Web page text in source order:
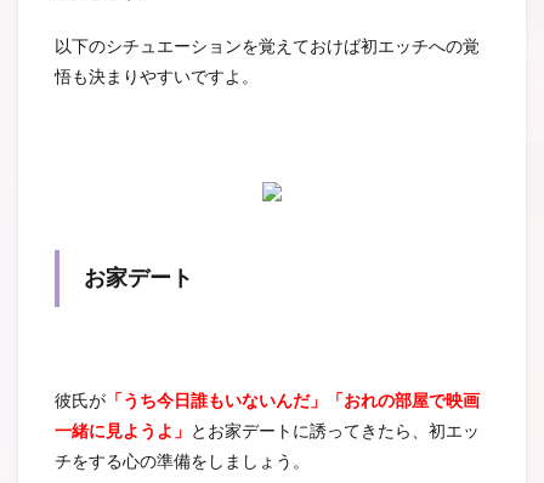
以下のシチュエーションを覚えておけば初エッチへの覚
悟も決まりやすいですよ。
お家デート
彼氏が 「うち今日誰もいないんだ」「おれの部屋で映画
一緒に見ようよ」 とお家デートに誘ってきたら、初エッ
チをする心の準備をしましょう。